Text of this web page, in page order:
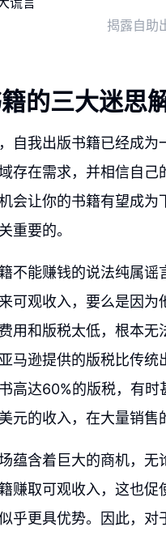
揭露自助
的三大迷思
自我出版书籍已经成
存在需求，并相信自
会让你的书籍有望成
重要的。
不能赚钱的说法纯属
可观收入，要么是因
用和版税太低，根本
马逊提供的版税比传统
高达60%的版税，有
元的收入，在大量销售
蕴含着巨大的商机，
赚取可观收入，这也
乎更具优势。因此，